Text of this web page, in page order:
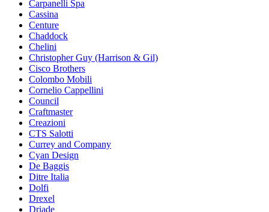
Carpanelli Spa
Cassina
Centure
Chaddock
Chelini
Christopher Guy (Harrison & Gil)
Cisco Brothers
Colombo Mobili
Cornelio Cappellini
Council
Craftmaster
Creazioni
CTS Salotti
Currey and Company
Cyan Design
De Baggis
Ditre Italia
Dolfi
Drexel
Driade